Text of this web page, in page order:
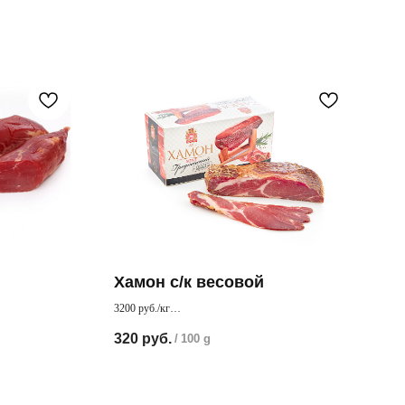
Хамон с/к весовой
3200 руб./кг
320 руб. / 100 g